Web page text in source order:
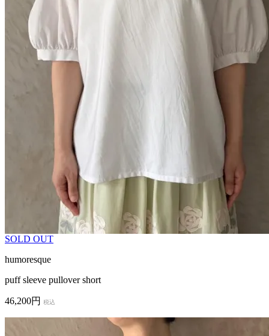
SOLD OUT
humoresque
puff sleeve pullover short
46,200円 税込